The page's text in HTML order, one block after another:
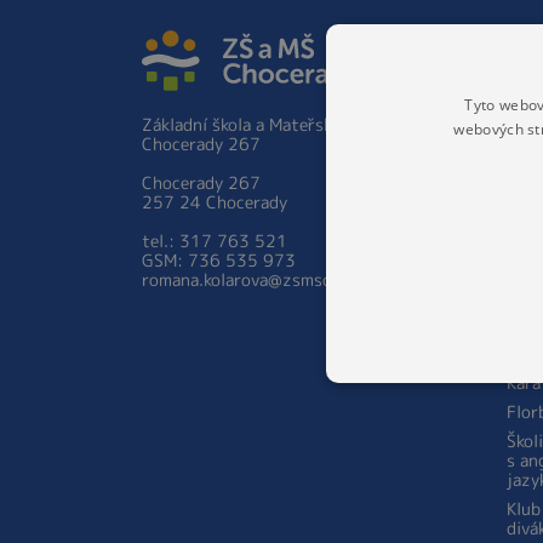
Základní škola a Mateřská škola
Chocerady 267
Chocerady 267
257 24 Chocerady
tel.: 317 763 521
GSM: 736 535 973
romana.kolarova@zsmschocerady.cz
s
Tyto
webových